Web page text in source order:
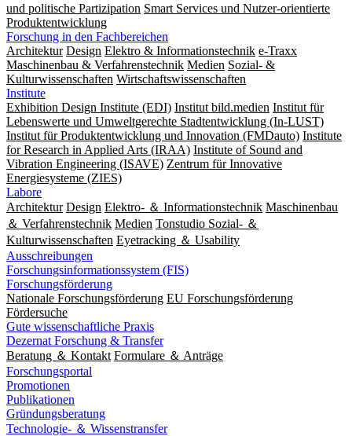
und politische Partizipation Smart Services und Nutzer-orientierte
Produktentwicklung
Forschung in den Fachbereichen
Architektur Design Elektro & Informationstechnik e-Traxx
Maschinenbau & Verfahrenstechnik Medien Sozial- &
Kulturwissenschaften Wirtschaftswissenschaften
Institute
Exhibition Design Institute (EDI) Institut bild.medien Institut für
Lebenswerte und Umweltgerechte Stadtentwicklung (In-LUST)
Institut für Produktentwicklung und Innovation (FMDauto) Institute
for Research in Applied Arts (IRAA) Institute of Sound and
Vibration Engineering (ISAVE) Zentrum für Innovative
Energiesysteme (ZIES)
Labore
Architektur Design Elektro- ＆ Informationstechnik Maschinenbau
＆ Verfahrenstechnik Medien Tonstudio Sozial- ＆
Kulturwissenschaften Eyetracking ＆ Usability
Ausschreibungen
Forschungsinformationssystem (FIS)
Forschungsförderung
Nationale Forschungsförderung EU Forschungsförderung
Fördersuche
Gute wissenschaftliche Praxis
Dezernat Forschung & Transfer
Beratung ＆ Kontakt Formulare ＆ Anträge
Forschungsportal
Promotionen
Publikationen
Gründungsberatung
Technologie- ＆ Wissenstransfer